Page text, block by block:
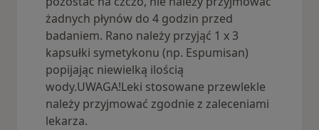
żadnych płynów do 4 godzin przed
badaniem. Rano należy przyjąć 1 x 3
kapsułki symetykonu (np. Espumisan)
popijając niewielką ilością
wody.UWAGA!Leki stosowane przewlekle
należy przyjmować zgodnie z zaleceniami
lekarza.